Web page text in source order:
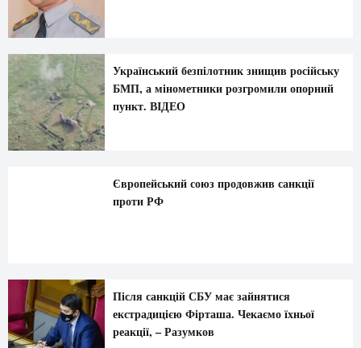
Український безпілотник знищив російську
БМП, а мінометники розгромили опорний
пункт. ВІДЕО
Європейський союз продовжив санкції
проти РФ
Після санкцій СБУ має зайнятися
екстрадицією Фірташа. Чекаємо їхньої
реакції, – Разумков